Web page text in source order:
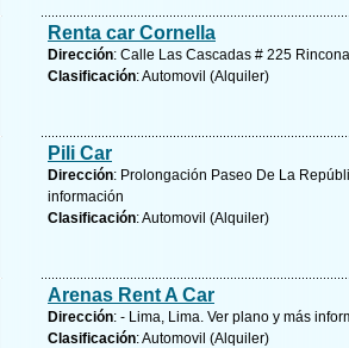
Renta car Cornella
Dirección: Calle Las Cascadas # 225
Clasificación: Automovil (Alquiler)
Pili Car
Dirección: Prolongación Paseo De La
información
Clasificación: Automovil (Alquiler)
Arenas Rent A Car
Dirección: - Lima, Lima. Ver plano y más
Clasificación: Automovil (Alquiler)